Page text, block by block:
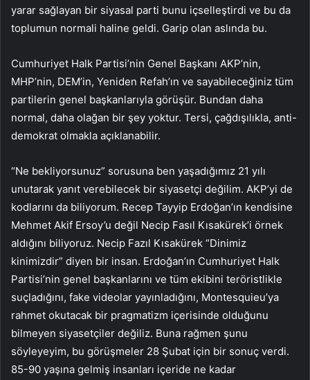
yarar sağlayan bir siyasal parti bunu içselleştirdi ve bu da
toplumun normali haline geldi. Garip olan aslında bu.
Cumhuriyet Halk Partisi’nin Genel Başkanı AKP’nin,
MHP’nin, DEM’in, Yeniden Refah’ın ve sayabileceğiniz tüm
partilerin genel başkanlarıyla görüşür. Bundan daha
normal, daha olağan bir şey yoktur. Tersi, çağdışılıkla, anti-
demokrat olmakla açıklanabilir.
“Ne bekliyorsunuz” sorusuna ben yaşadığımız 21 yılı
unutarak yanıt verebilecek bir siyasetçi değilim. AKP’yi de
kodlarını da biliyorum. Recep Tayyip Erdoğan’ın kendisine
Mehmet Akif Ersoy’u değil Necip Fasıl Kısakürek’i örnek
aldığını biliyoruz. Necip Fazıl Kısakürek “Dinimiz
kinimizdir” diyen bir insan. Erdoğan’ın Cumhuriyet Halk
Partisi’nin genel başkanlarını ve tüm ekibini teröristlikle
suçladığını, fake videolar yayınladığını, Montesquieu’ya
rahmet okutacak bir pragmatizm içerisinde olduğunu
bilmeyen siyasetçiler değiliz. Buna rağmen şunu
söyleyeyim, bu görüşmeler 28 Şubat için bir sonuç verdi.
85-90 yaşına gelmiş insanları içeride ne kadar